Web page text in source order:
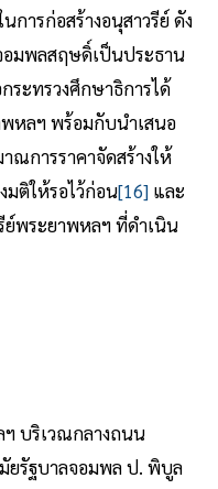
ารก่อสร้างอนุสาวรีย์ ดัง
มพลสฤษดิ์เป็นประธาน
ระทรวงศึกษาธิการได้
พหลฯ พร้อมกับนำเสนอ
ณการราคาจัดสร้างให้
ติให้รอไว้ก่อน[16] และ
ย์พระยาพหลฯ ที่ดำเนิน
ฯ บริเวณกลางถนน
ยรัฐบาลจอมพล ป. พิบูล